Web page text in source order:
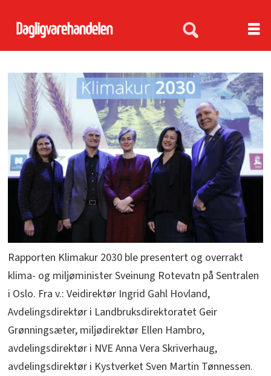
Rapporten Klimakur 2030 ble presentert og overrakt
klima- og miljøminister Sveinung Rotevatn på Sentralen
i Oslo. Fra v.: Veidirektør Ingrid Gahl Hovland,
Avdelingsdirektør i Landbruksdirektoratet Geir
Grønningsæter, miljødirektør Ellen Hambro,
avdelingsdirektør i NVE Anna Vera Skriverhaug,
avdelingsdirektør i Kystverket Sven Martin Tønnessen.